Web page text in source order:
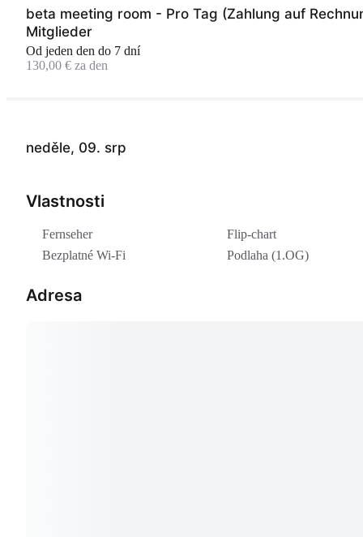
neděle, 09. srp
Vlastnosti
Fernseher
Flip-chart
Bezplatné Wi-Fi
Podlaha (1.OG)
Adresa
beta meeting room - Pro Tag (Zahlung auf
Mitglieder
Od jeden den do 7 dní
130,00 € za den
4 hodin
70,00 €
beta meeting room – Pro Stunde (Zahlung auf
Od jedna hodina do 24 hodin
20,00 € za hodina